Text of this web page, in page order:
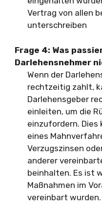
Vertrag von allen
unterschreiben
Frage 4: Was
Darlehensnehmer
Wenn der
rechtzeitig zahlt,
Darlehensgeber
einleiten, um die
einzufordern. Dies
eines
Verzugszinsen
anderer
beinhalten. Es ist
Maßnahmen im
vereinbart wurden.